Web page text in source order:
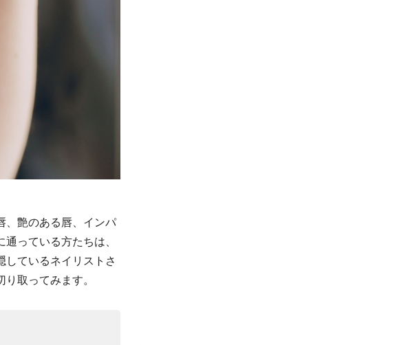
、艶のある唇、インパ
っている方たちは、
ているネイリストさ
取ってみます。